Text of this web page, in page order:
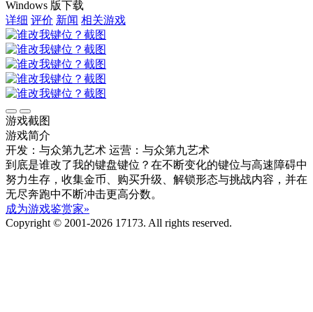
Windows 版下载
详细 评价 新闻 相关游戏
游戏截图
游戏简介
开发：与众第九艺术 运营：与众第九艺术
到底是谁改了我的键盘键位？在不断变化的键位与高速障碍中
努力生存，收集金币、购买升级、解锁形态与挑战内容，并在
无尽奔跑中不断冲击更高分数。
成为游戏鉴赏家»
Copyright © 2001-2026 17173. All rights reserved.